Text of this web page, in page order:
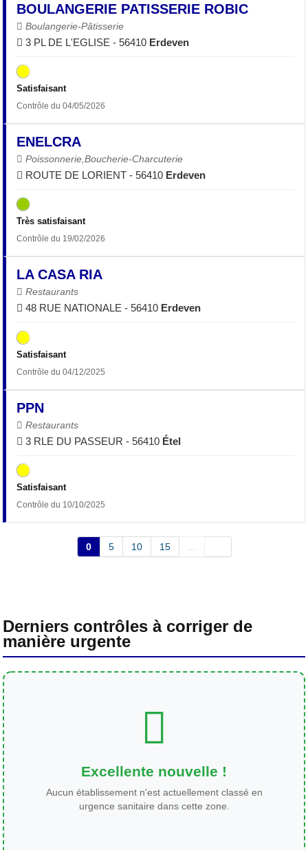
BOULANGERIE PATISSERIE ROBIC
Boulangerie-Pâtisserie
3 PL DE L'EGLISE - 56410 Erdeven
Satisfaisant
Contrôle du 04/05/2026
ENELCRA
Poissonnerie,Boucherie-Charcuterie
ROUTE DE LORIENT - 56410 Erdeven
Très satisfaisant
Contrôle du 19/02/2026
LA CASA RIA
Restaurants
48 RUE NATIONALE - 56410 Erdeven
Satisfaisant
Contrôle du 04/12/2025
PPN
Restaurants
3 RLE DU PASSEUR - 56410 Étel
Satisfaisant
Contrôle du 10/10/2025
0 5 10 15
Derniers contrôles à corriger de
manière urgente
Excellente nouvelle !
Aucun établissement n'est actuellement classé en
urgence sanitaire dans cette zone.